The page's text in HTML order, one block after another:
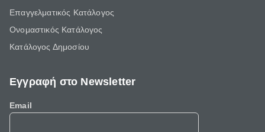
Επαγγελματικός Κατάλογος
Ονομαστικός Κατάλογος
Κατάλογος Δημοσίου
Εγγραφή στο Newsletter
Email